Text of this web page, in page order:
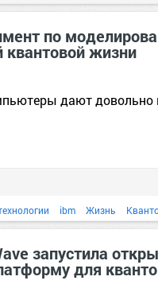
по
квантовой жизни
дают довольно
ibm Жизнь
запустила
для